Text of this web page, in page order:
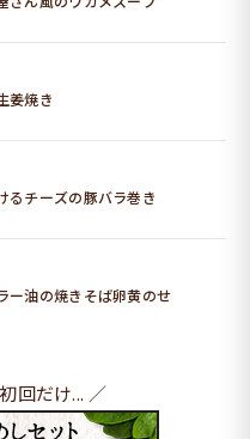
姜焼き
るチーズの豚バラ巻き
ー油の焼きそば卵黄のせ
回だけ... ／